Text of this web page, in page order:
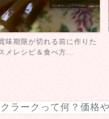
味期限が切れる前に作りた
メレシピ＆食べ方...
ラークって何？価格